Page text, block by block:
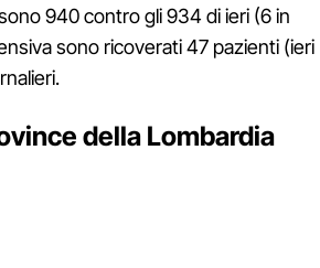
940 contro gli 934 di ieri (6 in
sono ricoverati 47 pazienti (ieri
della Lombardia